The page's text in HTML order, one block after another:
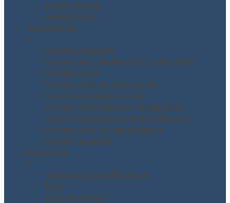
Lavora con noi
Questionario
Questionario
▼
Settore generico
Settore edili / impiantisti / costruzioni
Settore legno
Settore officine meccaniche
Settore metalmeccanico
Settore Ristorazione e produzione,
somministrazione e vendita Alimenti
Settore saloni di acconciatori
Settore trasporti
Blog e Info
▼
Approfondimenti in breve
Blog
Documenti utili